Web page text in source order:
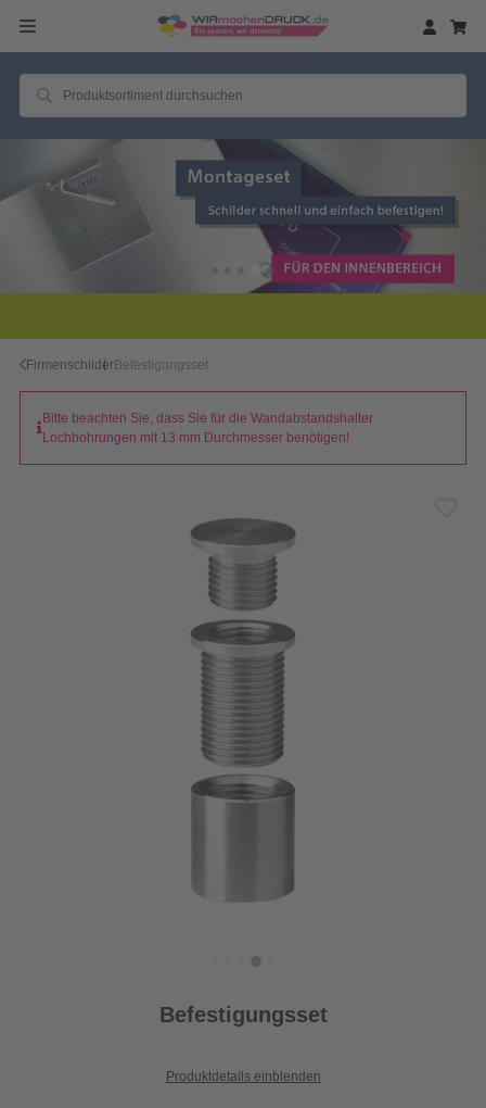
FirmenschilderBefestigungsset
Bitte beachten Sie, dass Sie für die Wandabstandshalter
Lochbohrungen mit 13 mm Durchmesser benötigen!
Befestigungsset
Produktdetails einblenden